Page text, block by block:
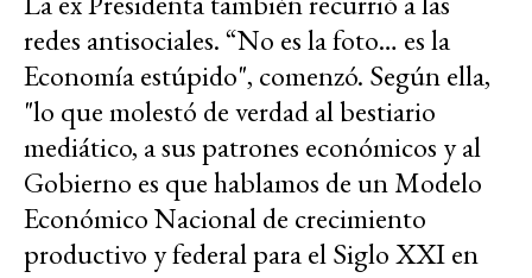
redes antisociales. “No es la foto… es la
Economía estúpido", comenzó. Según ella,
"lo que molestó de verdad al bestiario
mediático, a sus patrones económicos y al
Gobierno es que hablamos de un Modelo
Económico Nacional de crecimiento
productivo y federal para el Siglo XXI en